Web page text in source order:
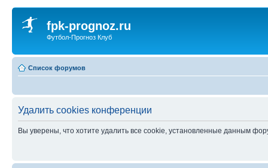
fpk-prognoz.ru
Футбол-Прогноз Клуб
Список форумов
Удалить cookies конференции
Вы уверены, что хотите удалить все cookie, установленные данным